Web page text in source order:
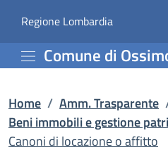
Canoni di
Regione Lombardia(apre in
Comune di
Home / Amm. Trasparente
Beni immobili e gestione
Canoni di locazione o affitto